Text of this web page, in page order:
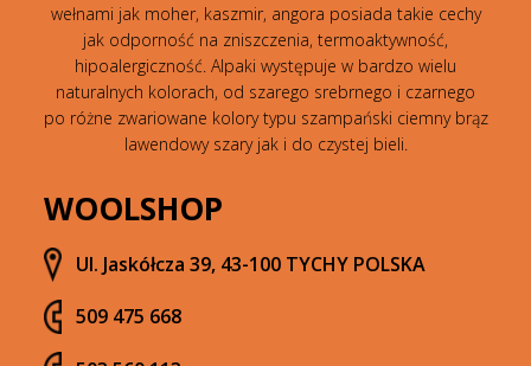
wełnami jak moher, kaszmir, angora posiada takie cechy
jak odporność na zniszczenia, termoaktywność,
hipoalergiczność. Alpaki występuje w bardzo wielu
naturalnych kolorach, od szarego srebrnego i czarnego
po różne zwariowane kolory typu szampański ciemny brąz
lawendowy szary jak i do czystej bieli.
WOOLSHOP
Ul. Jaskółcza 39, 43-100 TYCHY POLSKA
509 475 668